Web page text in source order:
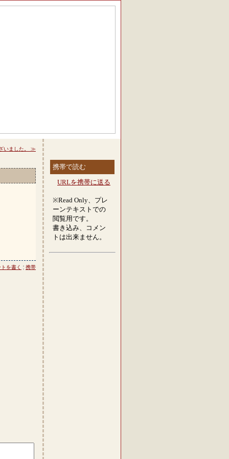
いました。 ≫
を書く ¦ 携帯
携帯で読む
URLを携帯に送る
※Read Only、プレ
ーンテキストでの
閲覧用です。
書き込み、コメン
トは出来ません。